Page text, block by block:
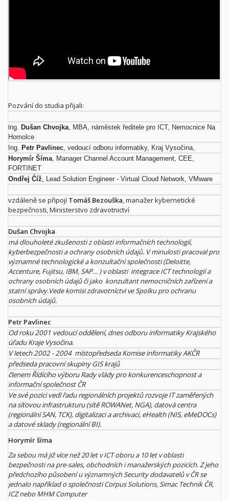
Pozvání do studia přijali:
Ing. Dušan Chvojka , MBA, náměstek ředitele pro ICT, Nemocnice Na
Homolce
Ing. Petr Pavlinec , vedoucí odboru informatiky, Kraj Vysočina,
Horymír Šíma , Manager Channel Account Management, CEE,
FORTINET
Ondřej Číž , Lead Solution Engineer - Virtual Cloud Network, VMware
vzdáleně se připojí Tomáš Bezouška , manažer kybernetické
bezpečnosti, Ministerstvo zdravotnictví
Dušan Chvojka
má dlouholeté zkušenosti z oblasti informačních technologií,
kyberbezpečnosti a ochrany osobních údajů. V minulosti pracoval pro
významné technologické a konzultační společnosti (Deloitte,
Accenture, Fujitsu, IBM, SAP… ) v oblasti integrace ICT technologií a
ochrany osobních údajů či jako konzultant nemocničních zařízení a
statní správy.Vede komisi zdravotníctvi ve Spolku pro ochranu
osobních údajů.
Petr Pavlinec
Od roku 2001 vedoucí oddělení, dnes odboru informatiky Krajského
úřadu Kraje Vysočina.
V letech 2002 - 2004 místopředseda Komise informatiky AKČR
předseda pracovní skupiny GIS krajů
členem Řídícího výboru Rady vlády pro konkurenceschopnost a
informační společnost ČR
Ve své pozici vedl řadu regionálních projektů rozvoje IT zaměřených
na síťovou infrastrukturu (sítě ROWANet, NGA), datová centra
(regionální SAN, TCK), digitalizaci a archivaci, eHealth (NIS, eMeDOCs)
a datové sklady (regionální BI).
Horymír šíma
Za sebou má již více než 20 let v ICT oboru a 10 let v oblasti
bezpečnosti na pre-sales, obchodních i manažerských pozicích. Z jeho
předchozího působení u významných Security dodavatelů v ČR se
jednalo například o společnosti Corpus Solutions, Simac Technik ČR,
ICZ nebo MHM Computer